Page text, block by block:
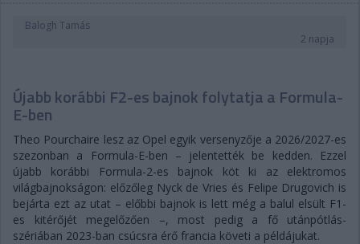
Balogh Tamás
2 napja
Újabb korábbi F2-es bajnok folytatja a Formula-
E-ben
Theo Pourchaire lesz az Opel egyik versenyzője a 2026/2027-es
szezonban a Formula-E-ben – jelentették be kedden. Ezzel
újabb korábbi Formula-2-es bajnok köt ki az elektromos
világbajnokságon: előzőleg Nyck de Vries és Felipe Drugovich is
bejárta ezt az utat – előbbi bajnok is lett még a balul elsült F1-
es kitérőjét megelőzően –, most pedig a fő utánpótlás-
szériában 2023-ban csúcsra érő francia követi a példájukat.